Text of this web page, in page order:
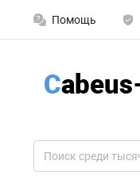
Помощь